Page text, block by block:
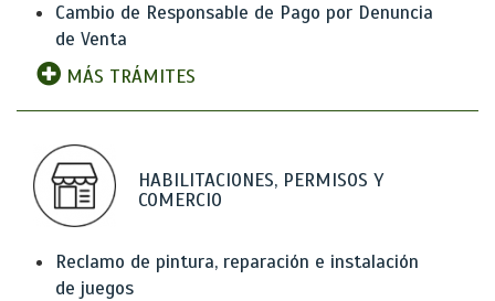
Cambio de Responsable de Pago por Denuncia
de Venta
MÁS TRÁMITES
HABILITACIONES, PERMISOS Y
COMERCIO
Reclamo de pintura, reparación e instalación
de juegos